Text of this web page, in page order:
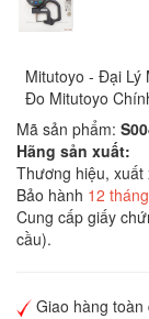
Mitutoyo - Đại Lý
Đo Mitutoyo
Mã sản phẩm:
Hãng sản xuất:
Thương hiệu, xuất
Bảo hành 12 tháng
Cung cấp giấy
cầu).
Giao hàng